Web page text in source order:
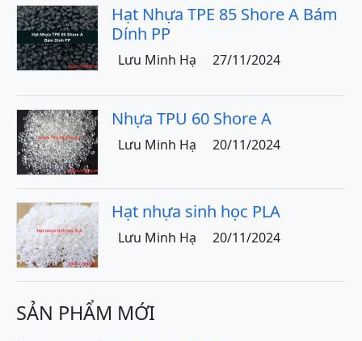
Hạt Nhựa TPE 85 Shore A Bám
Dính PP
Lưu Minh Hạ 27/11/2024
Nhựa TPU 60 Shore A
Lưu Minh Hạ 20/11/2024
Hạt nhựa sinh học PLA
Lưu Minh Hạ 20/11/2024
SẢN PHẨM MỚI